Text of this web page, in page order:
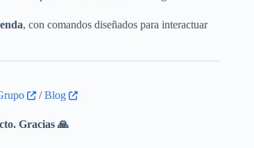
, con comandos diseñados para interactuar
/Blog
Gracias 🙏